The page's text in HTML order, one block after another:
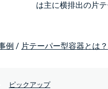
は主に横排出の片
例 / 片テーパー型容器とは？
ピックアップ